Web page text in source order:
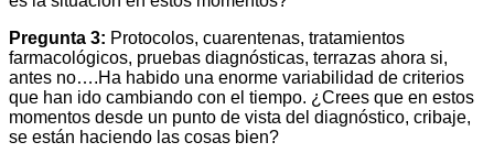
Pregunta 3: Protocolos, cuarentenas, tratamientos
farmacológicos, pruebas diagnósticas, terrazas ahora si,
antes no….Ha habido una enorme variabilidad de criterios
que han ido cambiando con el tiempo. ¿Crees que en estos
momentos desde un punto de vista del diagnóstico, cribaje,
se están haciendo las cosas bien?